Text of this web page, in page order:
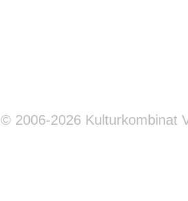
© 2006-2026